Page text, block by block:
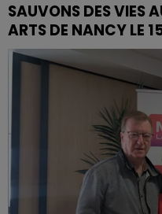
SAUVONS DES VIES
ARTS DE NANCY LE
Une collecte est
heures à 18 heures au
par l’Établissement